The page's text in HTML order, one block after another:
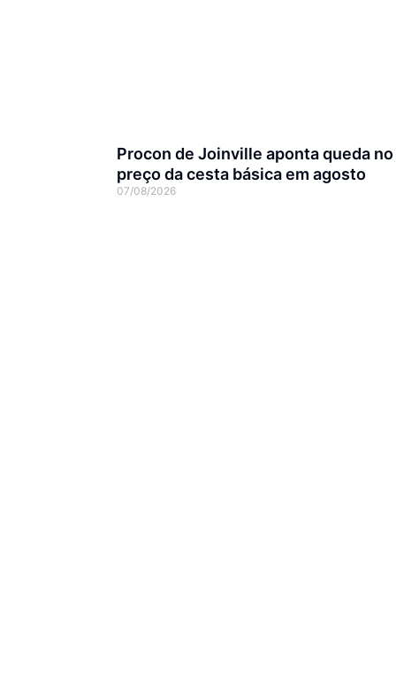
Procon de Joinville aponta queda no
preço da cesta básica em agosto
07/08/2026